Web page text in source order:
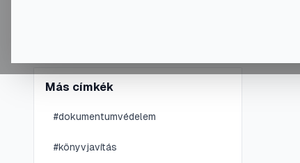
Más címkék
#dokumentumvédelem
#könyvjavítás